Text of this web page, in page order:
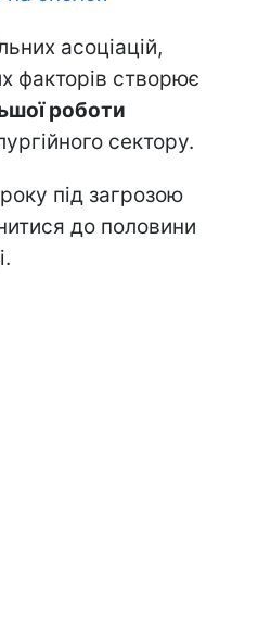
асоціацій,
факторів створює
роботи
сектору.
під загрозою
до половини